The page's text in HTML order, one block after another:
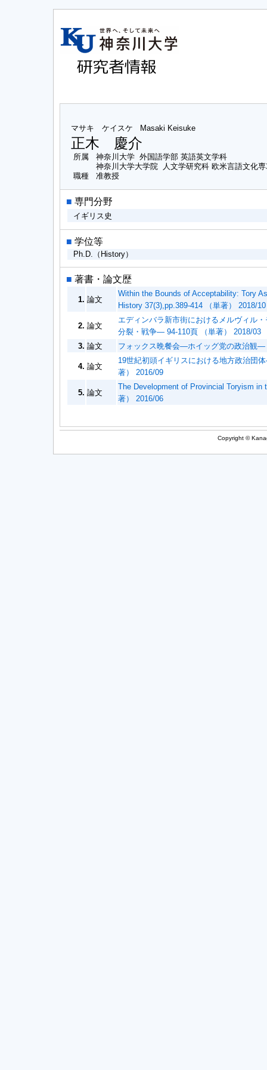
マサキ ケイスケ Masaki Keisuke
正木 慶介
所属
神奈川大学 外国語学部 英語英文学科
神奈川大学大学院 人文学研究科 欧米言語文化
職種
准教授
■ 専門分野
イギリス史
■ 学位等
Ph.D.（History）
■ 著書・論文歴
1. 論文
Within the Bounds of Acceptability: Tory
History 37(3),pp.389-414 （単著） 2018/10
2. 論文
エディンバラ新市街におけるメルヴィル
分裂・戦争― 94-110頁 （単著） 2018/03
3. 論文 フォックス晩餐会―ホイッグ党の政治観―
4. 論文
19世紀初頭イギリスにおける地方政治団
著） 2016/09
5. 論文
The Development of Provincial Toryism
著） 2016/06
Copyright ©